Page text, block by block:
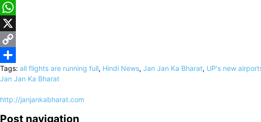
Facebook
WhatsApp
X
Copy
Link
Share
Tags: all flights are running full, Hindi News, Jan Jan Ka Bharat, UP's new
Jan Jan Ka Bharat
http://janjankabharat.com
Post navigation